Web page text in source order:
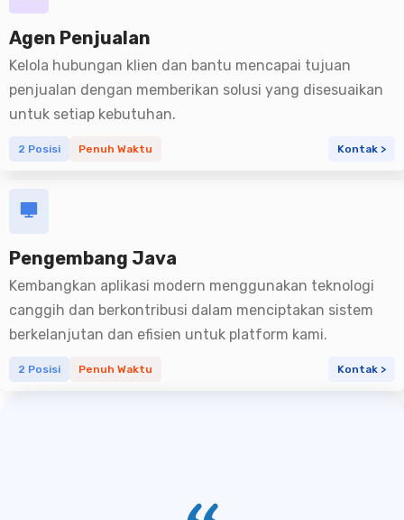
Agen Penjualan
Kelola hubungan klien dan bantu mencapai tujuan
penjualan dengan memberikan solusi yang disesuaikan
untuk setiap kebutuhan.
2 Posisi Penuh Waktu Kontak >
Pengembang Java
Kembangkan aplikasi modern menggunakan teknologi
canggih dan berkontribusi dalam menciptakan sistem
berkelanjutan dan efisien untuk platform kami.
2 Posisi Penuh Waktu Kontak >